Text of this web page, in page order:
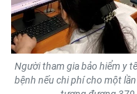
Người tham gia bảo hiểm y
bệnh nếu chi phí cho một